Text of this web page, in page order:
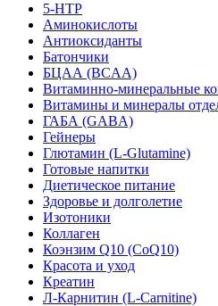
5-HTP
Аминокислоты
Антиоксиданты
Батончики
БЦАА (BCAA)
Витаминно-минеральные
Витамины и минералы
ГАБА (GABA)
Гейнеры
Глютамин (L-Glutamine)
Готовые напитки
Диетическое питание
Здоровье и долголетие
Изотоники
Коллаген
Коэнзим Q10 (CoQ10)
Красота и уход
Креатин
Л-Карнитин (L-Сarnitine)